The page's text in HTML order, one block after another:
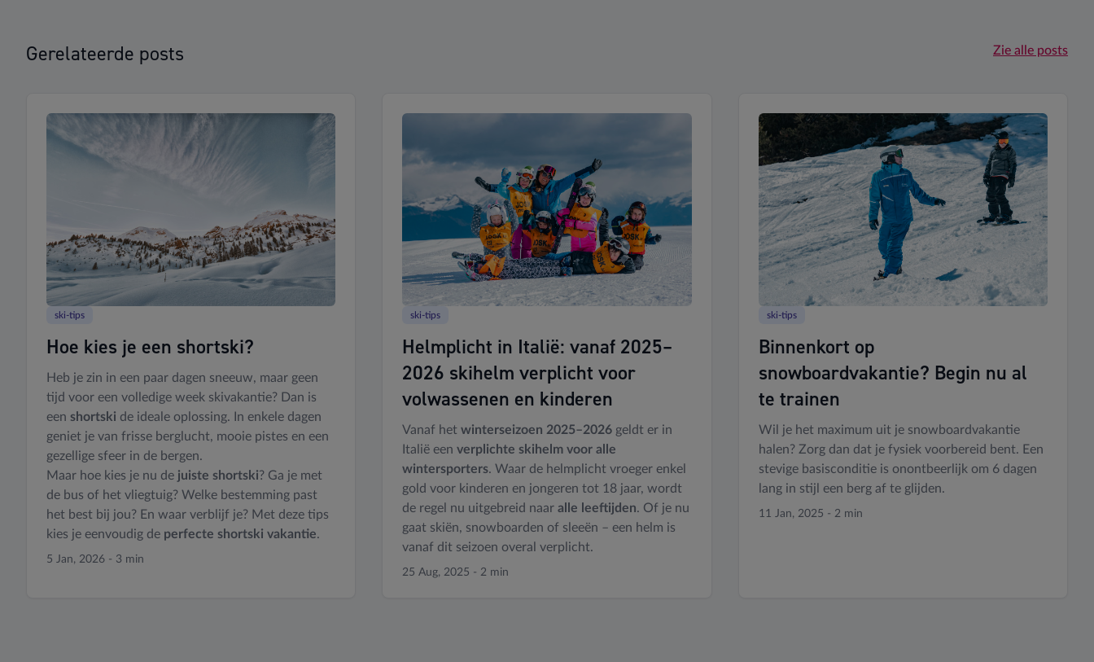
Gerelateerde posts Zie alle posts
ski-tips
Hoe kies je een shortski?
Heb je zin in een paar dagen sneeuw, maar geen
tijd voor een volledige week skivakantie? Dan is
een shortski de ideale oplossing. In enkele dagen
geniet je van frisse berglucht, mooie pistes en een
gezellige sfeer in de bergen.
Maar hoe kies je nu de juiste shortski? Ga je met
de bus of het vliegtuig? Welke bestemming past
het best bij jou? En waar verblijf je? Met deze tips
kies je eenvoudig de perfecte shortski vakantie.
5 Jan, 2026 - 3 min
ski-tips
Helmplicht in Italië: vanaf 2025–
2026 skihelm verplicht voor
volwassenen en kinderen
Vanaf hetwinterseizoen 2025–2026 geldt er in
Italië eenverplichte skihelm voor alle
wintersporters. Waar de helmplicht vroeger enkel
gold voor kinderen en jongeren tot 18 jaar, wordt
de regel nu uitgebreid naaralle leeftijden. Of je nu
gaat skiën, snowboarden of sleeën – een helm is
vanaf dit seizoen overal verplicht.
25 Aug, 2025 - 2 min
ski-tips
Binnenkort op
snowboardvakantie? Begin nu al
te trainen
Wil je het maximum uit je snowboardvakantie
halen? Zorg dan dat je fysiek voorbereid bent. Een
stevige basisconditie is onontbeerlijk om 6 dagen
lang in stijl een berg af te glijden.
11 Jan, 2025 - 2 min